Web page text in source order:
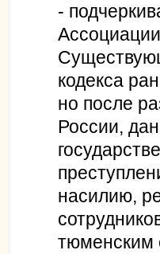
-
кодекса
но после
России,
насилию,
тюменским